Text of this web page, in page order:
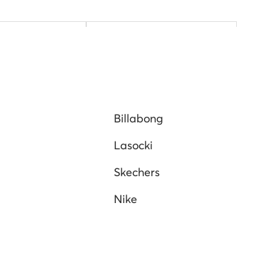
Billabong
Lasocki
Skechers
Nike